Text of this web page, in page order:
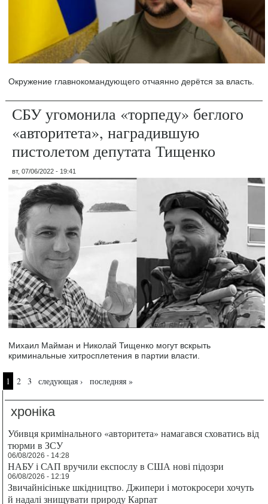
Окружение главнокомандующего отчаянно дерётся за власть.
СБУ угомонила «торпеду» беглого
«авторитета», наградившую
пистолетом депутата Тищенко
вт, 07/06/2022 - 19:41
Михаил Майман и Николай Тищенко могут вскрыть
криминальные хитросплетения в партии власти.
Страницы
1 2 3 следующая › последняя »
хроніка
Убивця кримінального «авторитета» намагався сховатись від
тюрми в ЗСУ
06/08/2026 - 14:28
НАБУ і САП вручили експослу в США нові підозри
06/08/2026 - 12:19
Звичайнісіньке шкідництво. Джипери і мотокросери хочуть
й надалі знищувати природу Карпат